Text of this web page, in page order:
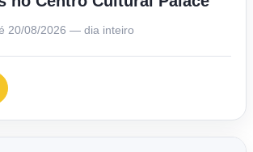
20/08/2026 — dia inteiro